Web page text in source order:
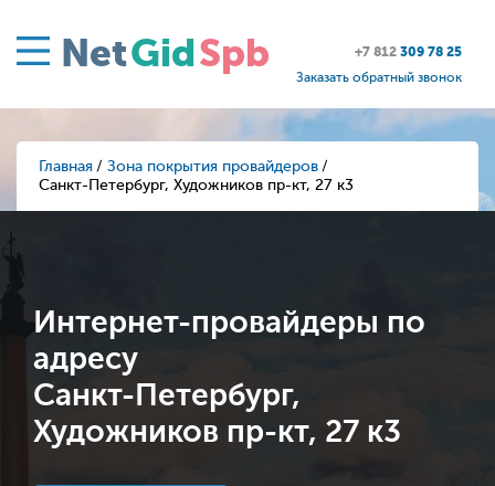
NetGidSpb +7 812 309 78 25
Заказать обратный звонок
Главная
Зона покрытия провайдеров
Санкт-Петербург, Художников пр-кт, 27 к3
Интернет-провайдеры по
адресу
Санкт-Петербург,
Художников пр-кт, 27 к3